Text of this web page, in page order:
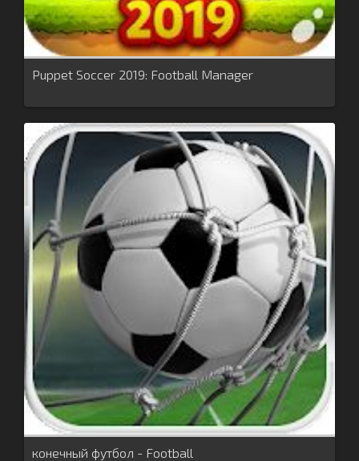
Puppet Soccer 2019: Football Manager
конечный футбол - Football